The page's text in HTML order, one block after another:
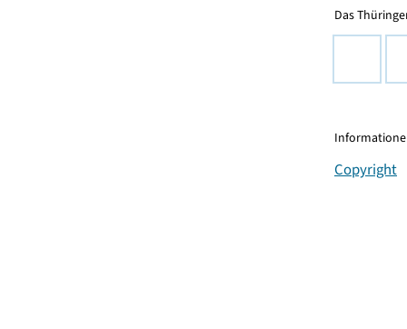
Das
Copyright